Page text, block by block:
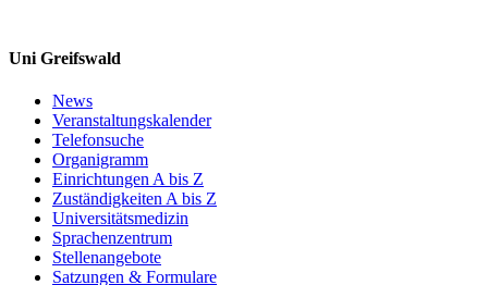
Uni Greifswald
News
Veranstaltungskalender
Telefonsuche
Organigramm
Einrichtungen A bis Z
Zuständigkeiten A bis Z
Universitätsmedizin
Sprachenzentrum
Stellenangebote
Satzungen & Formulare